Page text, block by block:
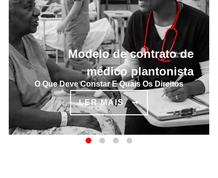
Modelo de contrato de
médico plantonista
O Que Deve Constar E Quais Os Direitos
LER MAIS